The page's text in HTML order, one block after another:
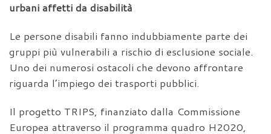
urbani affetti da disabilità
Le persone disabili fanno indubbiamente parte dei
gruppi più vulnerabili a rischio di esclusione sociale.
Uno dei numerosi ostacoli che devono affrontare
riguarda l’impiego dei trasporti pubblici.
Il progetto TRIPS, finanziato dalla Commissione
Europea attraverso il programma quadro H2020,